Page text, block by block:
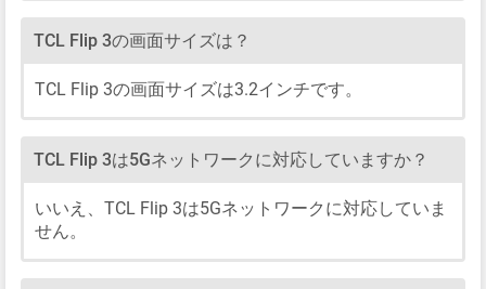
TCL Flip 3の画面サイズは？
TCL Flip 3の画面サイズは3.2インチです。
TCL Flip 3は5Gネットワークに対応していますか？
いいえ、TCL Flip 3は5Gネットワークに対応していま
せん。